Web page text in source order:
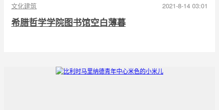
文化建筑 2021-8-14 03:01
希腊哲学学院图书馆空白薄暮